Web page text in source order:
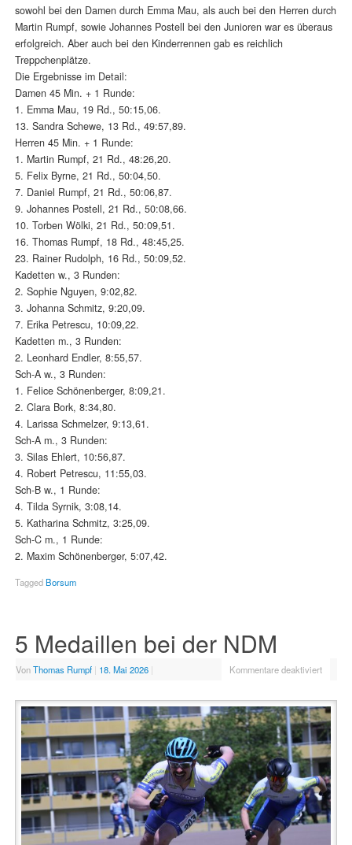
sowohl bei den Damen durch Emma Mau, als auch bei den Herren durch
Martin Rumpf, sowie Johannes Postell bei den Junioren war es überaus
erfolgreich. Aber auch bei den Kinderrennen gab es reichlich
Treppchenplätze.
Die Ergebnisse im Detail:
Damen 45 Min. + 1 Runde:
1. Emma Mau, 19 Rd., 50:15,06.
13. Sandra Schewe, 13 Rd., 49:57,89.
Herren 45 Min. + 1 Runde:
1. Martin Rumpf, 21 Rd., 48:26,20.
5. Felix Byrne, 21 Rd., 50:04,50.
7. Daniel Rumpf, 21 Rd., 50:06,87.
9. Johannes Postell, 21 Rd., 50:08,66.
10. Torben Wölki, 21 Rd., 50:09,51.
16. Thomas Rumpf, 18 Rd., 48:45,25.
23. Rainer Rudolph, 16 Rd., 50:09,52.
Kadetten w., 3 Runden:
2. Sophie Nguyen, 9:02,82.
3. Johanna Schmitz, 9:20,09.
7. Erika Petrescu, 10:09,22.
Kadetten m., 3 Runden:
2. Leonhard Endler, 8:55,57.
Sch-A w., 3 Runden:
1. Felice Schönenberger, 8:09,21.
2. Clara Bork, 8:34,80.
4. Larissa Schmelzer, 9:13,61.
Sch-A m., 3 Runden:
3. Silas Ehlert, 10:56,87.
4. Robert Petrescu, 11:55,03.
Sch-B w., 1 Runde:
4. Tilda Syrnik, 3:08,14.
5. Katharina Schmitz, 3:25,09.
Sch-C m., 1 Runde:
2. Maxim Schönenberger, 5:07,42.
TaggedBorsum
5 Medaillen bei der NDM
VonThomas Rumpf | 18. Mai 2026 | Kommentare deaktiviert